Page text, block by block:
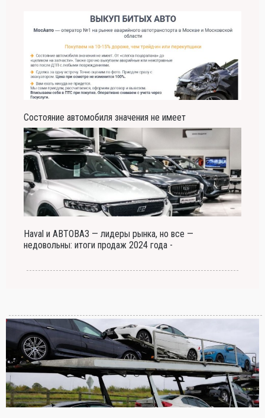
Состояние автомобиля значения не имеет
Haval и АВТОВАЗ — лидеры рынка, но все —
недовольны: итоги продаж 2024 года -